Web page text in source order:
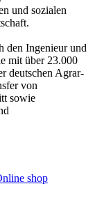
und sozialen
den Ingenieur und
mit über 23.000
deutschen Agrar-
von
sowie
shop